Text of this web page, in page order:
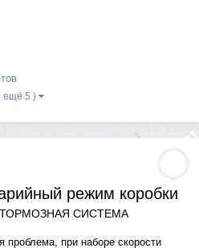
прицепом на котором тащу
на мокрой трассе маши...
ещё 5 )
режим коробки
ТОРМОЗНАЯ СИСТЕМА
проблема, при наборе скорости